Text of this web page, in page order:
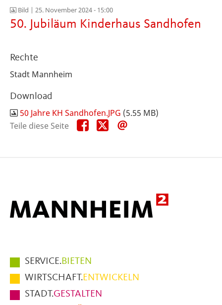
Bild | 25. November 2024 - 15:00
50. Jubiläum Kinderhaus Sandhofen
Rechte
Stadt Mannheim
Download
50 Jahre KH Sandhofen.JPG (5.55 MB)
Teile diese Seite
Teile
diese
Teile
diese
Hauptmenüpunkte
im
Fußbereich
der
SERVICE.BIETEN
WIRTSCHAFT.ENTWICKELN
STADT.GESTALTEN